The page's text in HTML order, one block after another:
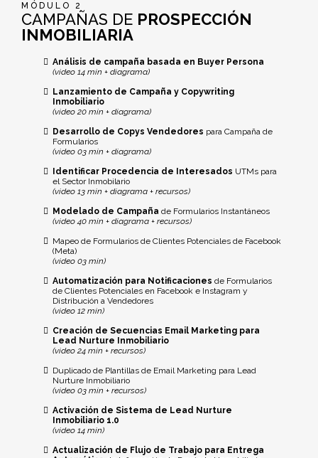
MÓDULO 2
CAMPAÑAS DE PROSPECCIÓN
INMOBILIARIA
Análisis de campaña basada en Buyer Persona
(video 14 min + diagrama)
Lanzamiento de Campaña y Copywriting
Inmobiliario
(video 20 min + diagrama)
Desarrollo de Copys Vendedores para Campaña de
Formularios
(video 03 min + diagrama)
Identificar Procedencia de Interesados UTMs para
el Sector Inmobilario
(video 13 min + diagrama + recursos)
Modelado de Campaña de Formularios Instantáneos
(video 40 min + diagrama + recursos)
Mapeo de Formularios de Clientes Potenciales de Facebook
(Meta)
(video 03 min)
Automatización para Notificaciones de Formularios
de Clientes Potenciales en Facebook e Instagram y
Distribución a Vendedores
(video 12 min)
Creación de Secuencias Email Marketing para
Lead Nurture Inmobiliario
(video 24 min + recursos)
Duplicado de Plantillas de Email Marketing para Lead
Nurture Inmobiliario
(video 03 min + recursos)
Activación de Sistema de Lead Nurture
Inmobiliario 1.0
(video 14 min)
Actualización de Flujo de Trabajo para Entrega